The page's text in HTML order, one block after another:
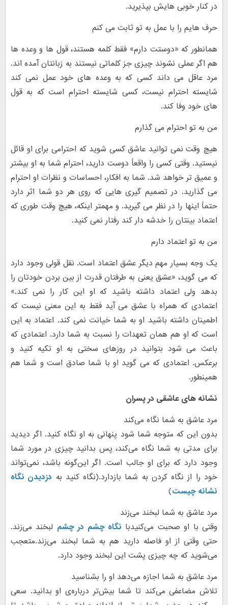
در کنار خوبی هایش بپذیرید.
حرف هایم را با عمل به تو ثابت می کنم
همانطور که «دوستت دارم» فقط کلمه هستند، قول ها و وعده ها
هم اگر عملی نشوند چیزی جز کلماتی نیستند به زبانتان آمده اند.
مرد عاقل می داند کسی که به وعده های خود عمل نمی کند
شایسته احترام نیست، کسی شایسته احترام است که به قول
های خود وفا کند.
من به تو احترام می گذارم
هیچ وقت نمی توانید عاشق کسی شوید که احترامی برای او قائل
نیستید. وقتی کسی را واقعاً دوست دارید، احترام شما به او بیشتر
و عمیق تر خواهد شد. شما به افکار، احساسات و نظرات او احترام
می گذارید. در تصمیم گیری هایی که روی هر دو شما اثر دارد
حتماً اینها را در نظر می گیرید. و مهمتر اینکه، هیچ وقت طوری که
اعتماد بینتان را خدشه دار کند رفتار نمی کنید.
من به تو اعتماد دارم
یک وجه بسیار مهم دیگر عشق اعتماد است. نقل قولی وجود دارد
که می گوید، «عشق یعنی به طرفتان قدرت از بین بردن خودتان را
بدهد ولی اعتماد داشته باشید که او این کار را نمی کند.»
اعتمادی که همراه با عشق می آید فقط به این معنی نیست که
اطمینان داشته باشید او به شما خیانت نمی کند. اعتماد به این
است که او هم همان تعهدات را نسبت به شما دارد. اعتمادی که
باعث می شود بتوانید در روزهای سختی به او تکیه کنید و
برعکس. اعتمادی که می گوید او با شما صادق است و شما هم
همینطور.
نشانه های عاشقی در پسران
مرد عاشق به شما نگاه می‌کند
بدون این که متوجه شما شود پنهانی به او نگاه کنید. اگر دیدید
برای مدتی به شما نگاه می‌کند، پس بدانید چیزی در مورد شما
وجود دارد که برای او جالب است. اگر این‌گونه باشد، نمی‌تواند
خود را از نگاه کردن به شما بازدارد.(نگاه کنید به دزدیدن نگاه
نشانه چیست)
مرد عاشق به شما لبخند می‌زند
وقتی با او صحبت می‌کنیدبا نگاه چشم در چشم لبخند می‌زند.
حتی وقتی از او فاصله دارید هم به شما لبخند می‌زند.متعجب
می‌شوید که چه چیزی پشت این لبخند وجود دارد.
مرد عاشق به شما اجازه می‌دهد او را بشناسید
تلاش مضاعفی می‌کند تا شما بیش‌تر درباره‌ی او بدانید. سعی